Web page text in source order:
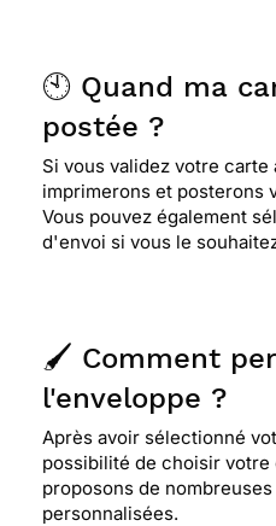
🕙 Quand ma
postée ?
Si vous validez votre carte
imprimerons et posterons
Vous pouvez également
d'envoi si vous le
🖌️ Comment
l'enveloppe ?
Après avoir sélectionné
possibilité de choisir votre
proposons de
personnalisées.